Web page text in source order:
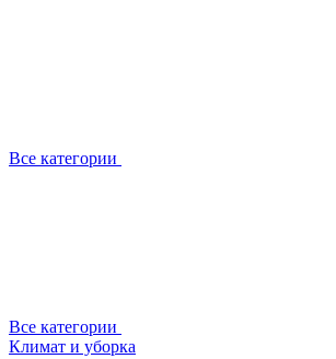
Все категории
Все категории
Климат и уборка